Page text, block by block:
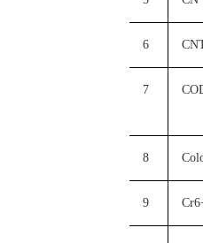
6
7
8
9